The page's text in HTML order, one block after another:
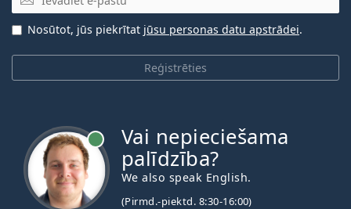
Reģistrēties
Nosūtot, jūs piekrītat jūsu personas datu apstrādei.
Vai nepieciešama
palīdzība?
We also speak English.
(Pirmd.-piektd. 8:30-16:00)